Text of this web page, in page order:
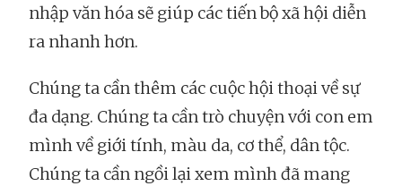
nhập văn hóa sẽ giúp các tiến bộ xã hội diễn
ra nhanh hơn.
Chúng ta cần thêm các cuộc hội thoại về sự
đa dạng. Chúng ta cần trò chuyện với con em
mình về giới tính, màu da, cơ thể, dân tộc.
Chúng ta cần ngồi lại xem mình đã mang